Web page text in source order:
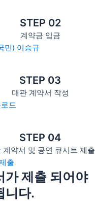
STEP 02
계약금 입금
민) 이승규
STEP 03
대관 계약서 작성
드
STEP 04
계약서 및 공연 큐시트 제출
출
가 제출 되어야
니다.